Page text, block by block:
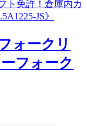
ォークリ
フォーク